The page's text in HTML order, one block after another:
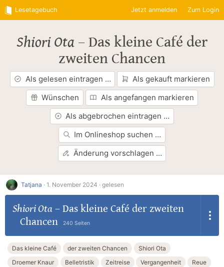
Lesetagebuch Jetzt anmelden Zum Login
Shiori Ota – Das kleine Café der
zweiten Chancen
Als gelesen eintragen …
Als gekauft markieren
Wünschen
Als angefangen markieren
Als abgebrochen eintragen …
Im Onlineshop suchen …
Änderung vorschlagen …
Tatjana · 1. November 2024 · gelesen
Shiori Ota – Das kleine Café der zweiten
Chancen
240 Seiten
Das kleine Café der zweiten Chancen
Shiori Ota
Droemer Knaur
Belletristik Zeitreise Vergangenheit
Reue